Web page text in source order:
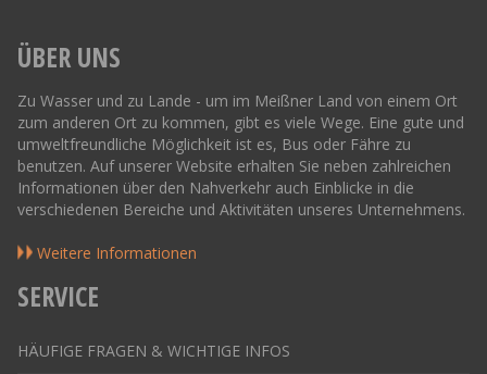
ÜBER UNS
Zu Wasser und zu Lande - um im Meißner Land von einem Ort
zum anderen Ort zu kommen, gibt es viele Wege. Eine gute und
umweltfreundliche Möglichkeit ist es, Bus oder Fähre zu
benutzen. Auf unserer Website erhalten Sie neben zahlreichen
Informationen über den Nahverkehr auch Einblicke in die
verschiedenen Bereiche und Aktivitäten unseres Unternehmens.
Weitere Informationen
SERVICE
HÄUFIGE FRAGEN & WICHTIGE INFOS